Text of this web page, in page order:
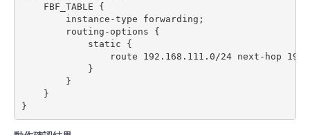
    FBF_TABLE {
        instance-type forwarding;
        routing-options {
            static {
route 192.168.111.0/24 next-hop
            }
        }
    }